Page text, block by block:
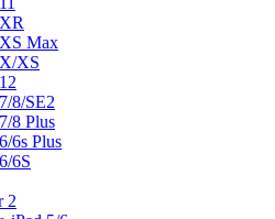
Max
XS
8/SE2
8 Plus
6s Plus
6S
2